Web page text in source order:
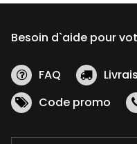
Besoin d`aide pour
FAQ
Code promo